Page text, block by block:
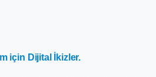
için Dijital İkizler.